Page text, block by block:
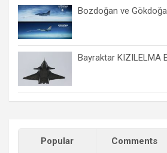
Bozdoğan ve
Bayraktar KIZILELMA
Popular Comments